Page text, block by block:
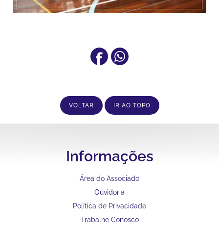
VOLTAR IR AO TOPO
Informações
Área do Associado
Ouvidoria
Política de Privacidade
Trabalhe Conosco